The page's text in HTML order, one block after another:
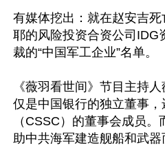
有媒体挖出：就在赵安吉
耶的风险投资合资公司IDG
裁的“中国军工企业”名单。
《薇羽看世间》节目主持
仅是中国银行的独立董事
（CSSC）的董事会成员
助中共海军建造舰船和武器